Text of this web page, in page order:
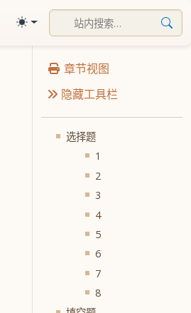
章节视图
隐藏工具栏
选择题
1
2
3
4
5
6
7
8